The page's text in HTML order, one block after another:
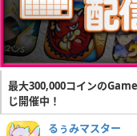
最大300,000コインの
じ開催中！
るぅみマスター